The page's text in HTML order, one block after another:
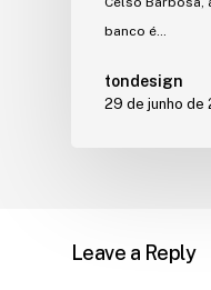
banco é…
tondesign
29 de junho de
Leave a Reply